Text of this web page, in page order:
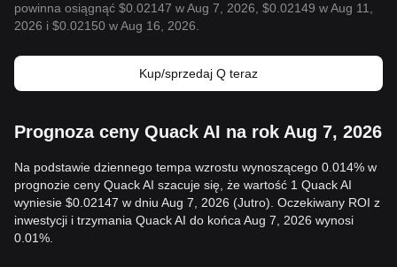
powinna osiągnąć $0.02147 w Aug 7, 2026, $0.02149 w Aug 11,
2026 i $0.02150 w Aug 16, 2026.
Kup/sprzedaj Q teraz
Prognoza ceny Quack AI na rok Aug 7, 2026
Na podstawie dziennego tempa wzrostu wynoszącego 0.014% w
prognozie ceny Quack AI szacuje się, że wartość 1 Quack AI
wyniesie $0.02147 w dniu Aug 7, 2026 (Jutro). Oczekiwany ROI z
inwestycji i trzymania Quack AI do końca Aug 7, 2026 wynosi
0.01%.